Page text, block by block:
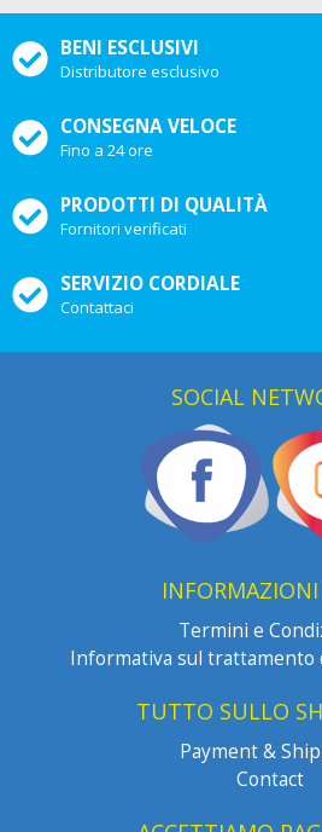
BENI ESCLUSIVI
Distributore esclusivo
CONSEGNA VELOCE
Fino a 24 ore
PRODOTTI DI QUALITÀ
Fornitori verificati
SERVIZIO CORDIALE
Contattaci
SOCIAL
Termini e
Informativa sul trattamento
TUTTO SULLO
Payment &
Contact